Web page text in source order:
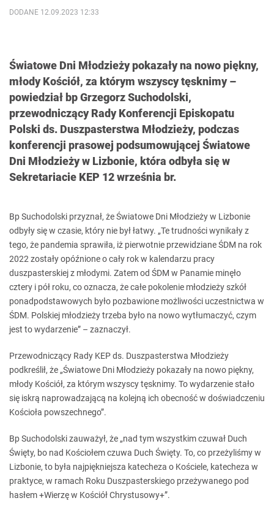
Światowe Dni Młodzieży pokazały na nowo piękny,
młody Kościół, za którym wszyscy tęsknimy –
powiedział bp Grzegorz Suchodolski,
przewodniczący Rady Konferencji Episkopatu
Polski ds. Duszpasterstwa Młodzieży, podczas
konferencji prasowej podsumowującej Światowe
Dni Młodzieży w Lizbonie, która odbyła się w
Sekretariacie KEP 12 września br.
DODANE 12.09.2023 12:33
Bp Suchodolski przyznał, że Światowe Dni Młodzieży w Lizbonie
odbyły się w czasie, który nie był łatwy. „Te trudności wynikały z
tego, że pandemia sprawiła, iż pierwotnie przewidziane ŚDM na rok
2022 zostały opóźnione o cały rok w kalendarzu pracy
duszpasterskiej z młodymi. Zatem od ŚDM w Panamie minęło
cztery i pół roku, co oznacza, że całe pokolenie młodzieży szkół
ponadpodstawowych było pozbawione możliwości uczestnictwa w
ŚDM. Polskiej młodzieży trzeba było na nowo wytłumaczyć, czym
jest to wydarzenie” – zaznaczył.
Przewodniczący Rady KEP ds. Duszpasterstwa Młodzieży
podkreślił, że „Światowe Dni Młodzieży pokazały na nowo piękny,
młody Kościół, za którym wszyscy tęsknimy. To wydarzenie stało
się iskrą naprowadzającą na kolejną ich obecność w doświadczeniu
Kościoła powszechnego”.
Bp Suchodolski zauważył, że „nad tym wszystkim czuwał Duch
Święty, bo nad Kościołem czuwa Duch Święty. To, co przeżyliśmy w
Lizbonie, to była najpiękniejsza katecheza o Kościele, katecheza w
praktyce, w ramach Roku Duszpasterskiego przeżywanego pod
hasłem +Wierzę w Kościół Chrystusowy+”.